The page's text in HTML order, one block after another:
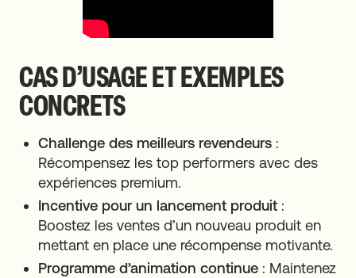
CAS D’USAGE ET EXEMPLES
CONCRETS
Challenge des meilleurs revendeurs :
Récompensez les top performers avec des
expériences premium.
Incentive pour un lancement produit :
Boostez les ventes d’un nouveau produit en
mettant en place une récompense motivante.
Programme d’animation continue : Maintenez